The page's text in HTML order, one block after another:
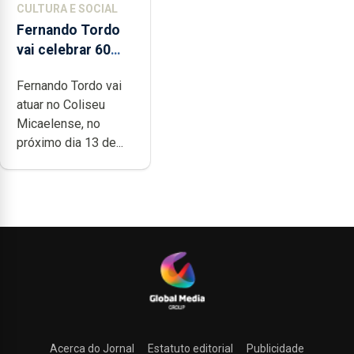
CULTURA E SOCIAL
Fernando Tordo
vai celebrar 60
no Coliseu
Micaelense
Fernando Tordo vai
atuar no Coliseu
Micaelense, no
próximo dia 13 de...
Acerca do Jornal Estatuto editorial Publicidade